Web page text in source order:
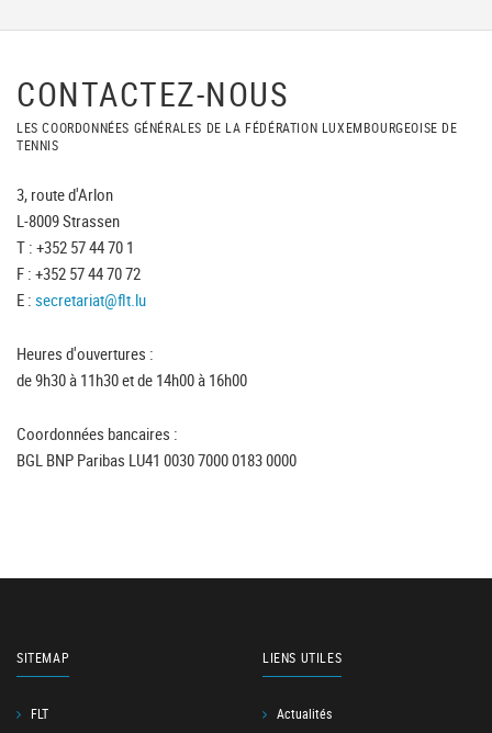
CONTACTEZ-NOUS
LES COORDONNÉES GÉNÉRALES DE LA FÉDÉRATION LUXEMBOURGEOISE DE
TENNIS
3, route d'Arlon
L-8009 Strassen
T : +352 57 44 70 1
F : +352 57 44 70 72
E : secretariat@flt.lu
Heures d'ouvertures :
de 9h30 à 11h30 et de 14h00 à 16h00
Coordonnées bancaires :
BGL BNP Paribas LU41 0030 7000 0183 0000
SITEMAP
FLT
LIENS UTILES
Actualités